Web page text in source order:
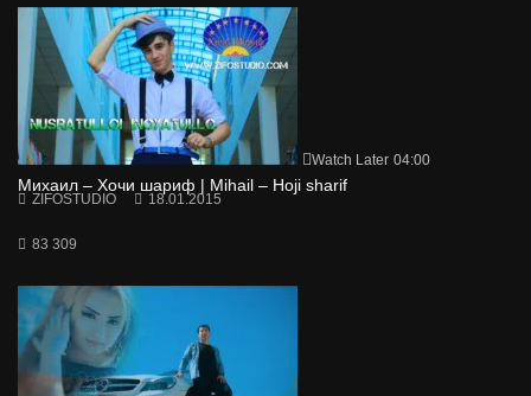
Watch Later 04:00
Михаил – Хочи шариф | Mihail – Hoji sharif
ZIFOSTUDIO 18.01.2015
83 309